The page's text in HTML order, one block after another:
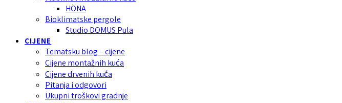
HÖNA
Bioklimatske pergole
Studio DOMUS Pula
CIJENE
Tematsku blog – cijene
Cijene montažnih kuća
Cijene drvenih kuća
Pitanja i odgovori
Ukupni troškovi gradnje